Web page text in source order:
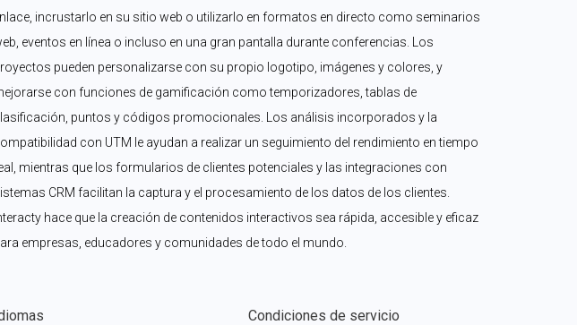
incrustarlo en su sitio web o utilizarlo en formatos en directo como seminarios
eventos en línea o incluso en una gran pantalla durante conferencias. Los
pueden personalizarse con su propio logotipo, imágenes y colores, y
con funciones de gamificación como temporizadores, tablas de
puntos y códigos promocionales. Los análisis incorporados y la
con UTM le ayudan a realizar un seguimiento del rendimiento en tiempo
mientras que los formularios de clientes potenciales y las integraciones con
CRM facilitan la captura y el procesamiento de los datos de los clientes.
hace que la creación de contenidos interactivos sea rápida, accesible y eficaz
empresas, educadores y comunidades de todo el mundo.
Condiciones de servicio